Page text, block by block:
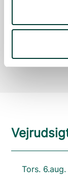
Tors. 6.aug.